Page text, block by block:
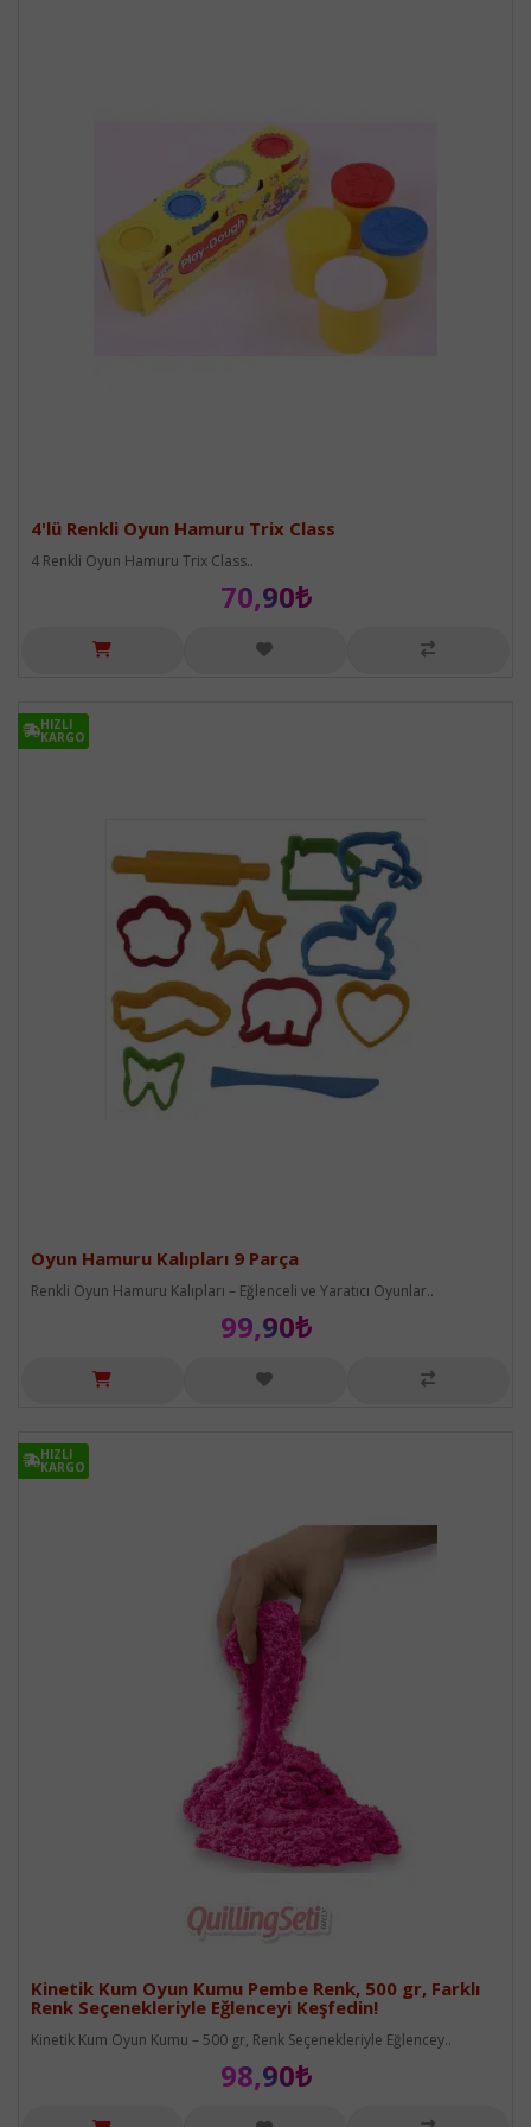
4'lü Renkli Oyun Hamuru Trix Class
4 Renkli Oyun Hamuru Trix Class..
70,90₺
HIZLI
KARGO
HIZLI
KARGO
Oyun Hamuru Kalıpları 9 Parça
Renkli Oyun Hamuru Kalıpları – Eğlenceli ve Yaratıcı Oyunlar..
99,90₺
HIZLI
KARGO
HIZLI
KARGO
Kinetik Kum Oyun Kumu Pembe Renk, 500 gr, Farklı
Renk Seçenekleriyle Eğlenceyi Keşfedin!
Kinetik Kum Oyun Kumu – 500 gr, Renk Seçenekleriyle Eğlencey..
98,90₺